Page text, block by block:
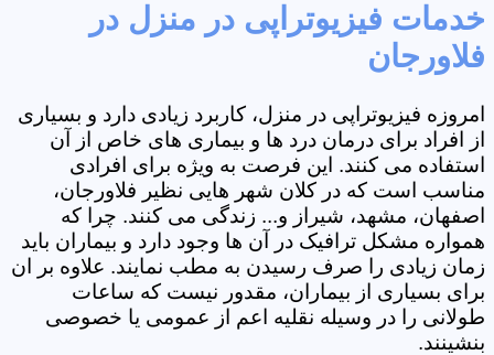
خدمات فیزیوتراپی در منزل در
فلاورجان
امروزه فیزیوتراپی در منزل، کاربرد زیادی دارد و بسیاری
از افراد برای درمان درد ها و بیماری های خاص از آن
استفاده می کنند. این فرصت به ویژه برای افرادی
مناسب است که در کلان شهر هایی نظیر فلاورجان،
اصفهان، مشهد، شیراز و... زندگی می کنند. چرا که
همواره مشکل ترافیک در آن ها وجود دارد و بیماران باید
زمان زیادی را صرف رسیدن به مطب نمایند. علاوه بر ان
برای بسیاری از بیماران، مقدور نیست که ساعات
طولانی را در وسیله نقلیه اعم از عمومی یا خصوصی
بنشینند.